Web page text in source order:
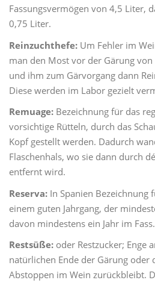
Fassungsvermögen von 4,5 Liter,
0,75 Liter.
Reinzuchthefe: Um Fehler im
man den Most vor der Gärung
und ihm zum Gärvorgang dann
Diese werden im Labor gezielt
Remuage: Bezeichnung für das
vorsichtige Rütteln, durch das
Kopf gestellt werden. Dadurch
Flaschenhals, wo sie dann durch
entfernt wird.
Reserva: In Spanien Bezeichnung
einem guten Jahrgang, der
davon mindestens ein Jahr im Fass.
Restsüße: oder Restzucker; Enge
natürlichen Ende der Gärung oder
Abstoppen im Wein zurückbleibt.